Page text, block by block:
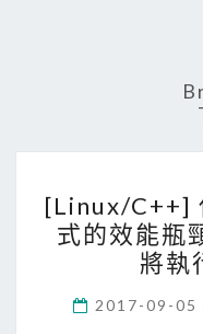
[Linux/C++]
式的效能
將執
2017-09-05